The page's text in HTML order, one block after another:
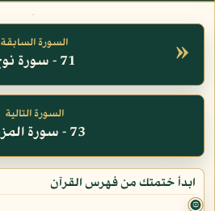
» السورة السابقة
71 - سورة نوح
السورة التالية
73 - سورة المزمل
ابدأ ختمتك من فهرس القرآن
۞